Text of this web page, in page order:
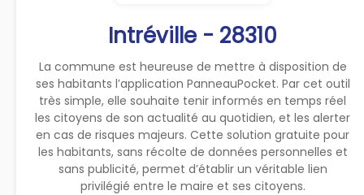
Intréville - 28310
La commune est heureuse de mettre à disposition de
ses habitants l’application PanneauPocket. Par cet outil
très simple, elle souhaite tenir informés en temps réel
les citoyens de son actualité au quotidien, et les alerter
en cas de risques majeurs. Cette solution gratuite pour
les habitants, sans récolte de données personnelles et
sans publicité, permet d’établir un véritable lien
privilégié entre le maire et ses citoyens.